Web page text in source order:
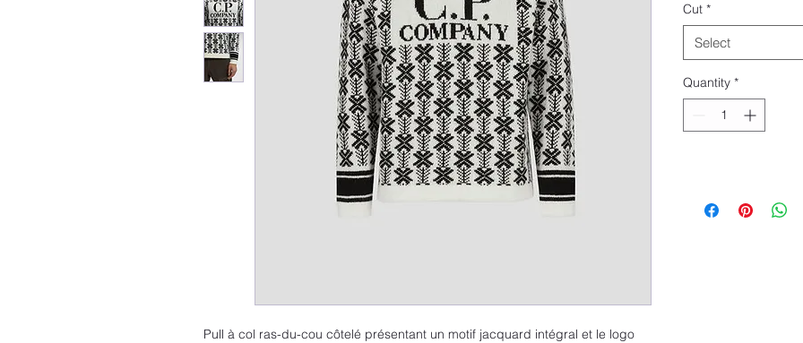
Pull à col ras-du-cou côtelé présentant un motif jacquard intégral et le logo
Cut *
Select
Quantity *